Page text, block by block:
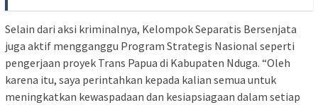
Selain dari aksi kriminalnya, Kelompok Separatis Bersenjata
juga aktif mengganggu Program Strategis Nasional seperti
pengerjaan proyek Trans Papua di Kabupaten Nduga. “Oleh
karena itu, saya perintahkan kepada kalian semua untuk
meningkatkan kewaspadaan dan kesiapsiagaan dalam setiap